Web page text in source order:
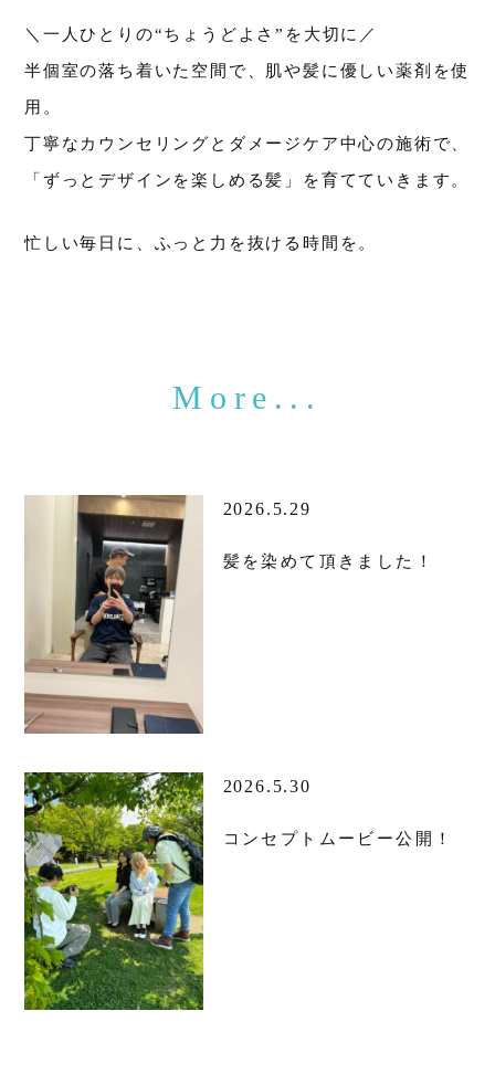
＼一人ひとりの“ちょうどよさ”を大切に／
半個室の落ち着いた空間で、肌や髪に優しい薬剤を使
用。
丁寧なカウンセリングとダメージケア中心の施術で、
「ずっとデザインを楽しめる髪」を育てていきます。
忙しい毎日に、ふっと力を抜ける時間を。
2026.5.29
髪を染めて頂きました！
2026.5.30
コンセプトムービー公開！